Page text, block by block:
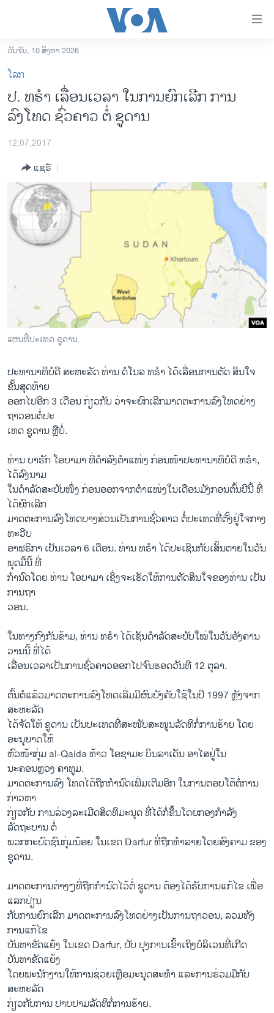
ເຂົ້າ
ຫາ
ຂ້າມ
ຂ້າມ
ຫາ
ອາເມຣິກາ
ການເລືອກຕັ້ງ ປະທານາທີບໍດີ ສະຫະລັດ 2024
ຂ່າວ​ຈີນ
ໂລກ
ເອເຊຍ
ອິດສະຫຼະພາບດ້ານການຂ່າວ
ຊີວິດຊາວລາວ
ຊຸມຊົນຊາວລາວ
ວິທະຍາສາດ-ເທັກໂນໂລຈີ
ທຸລະກິດ
ພາສາອັງກິດ
ສຽງ
ລາຍການກະຈາຍສຽງ
ລາຍງານ
ຕິດຕາມພວກເຮົາ ທີ່
ພາສາຕ່າງໆ
ວັນຈັນ, 10 ສິງຫາ 2026
ໂລກ
ປ. ທຣຳ ເລື່ອນເວລາ ໃນການຍົກເລີກ ການ
ລົງໂທດ ຊົ່ວຄາວ ຕໍ່ ຊູດານ
12,07,2017
ແຊຣ໌
ແຜນທີ່ປະເທດ ຊູດານ.
ປະທານາທິບໍດີ ສະຫະລັດ ທ່ານ ດໍໂນລ ທຣຳ ໄດ້ເລື່ອນການຕັດ ສິນໃຈ
ຂັ້ນສຸດທ້າຍ
ອອກໄປອີກ 3 ເດືອນ ກ່ຽວກັບ ວ່າຈະຍົກເລີກມາດຕະການລົງໂທດຢ່າງ
ຖາວອນຕໍ່ປະ
ເທດ ຊູດານ ຫຼືບໍ່.
ທ່ານ ບາຣັກ ໂອບາມາ ທີ່ດຳລົງຕຳແໜ່ງ ກ່ອນໜ້າປະທານາທິບໍດີ ທຣຳ,
ໄດ້ລົງນາມ
ໃນດຳລັດສະບັບໜຶ່ງ ກ່ອນອອກຈາກຕຳແໜ່ງໃນເດືອນມັງກອນຕົ້ນປີນີ້ ທີ່
ໄດ້ຍົກເລີກ
ມາດຕະການລົງໂທດບາງສ່ວນເປັນການຊົ່ວຄາວ ຕໍ່ໍ່ປະເທດທີ່ຕັ້ງຢູ່ໃຈກາງ
ທະວີບ
ອາຟຣິກາ ເປັນເວລາ 6 ເດືອນ. ທ່ານ ທຣຳ ໄດ້ປະເຊີນກັບເສັ້ນຕາຍໃນວັນ
ພຸດມື້ນີ້ ທີ່
ກຳນົດໂດຍ ທ່ານ ໂອບາມາ ເຊິ່ງຈະເຮັດໃຫ້ການຕັດສິນໃຈຂອງທ່ານ ເປັນ
ການຖາ
ວອນ.
ໃນທາງກົງກັນຂ້າມ, ທ່ານ ທຣຳ ໄດ້ເຊັນດຳລັດສະບັບໃໝ່ໃນວັນອັງຄານ
ວານນີ້ ທີ່​ໄດ້
ເລື່ອນເວລາເປັນການຊົ່ວຄາວອອກໄປຈົນຮອດວັນທີ 12 ຕຸລາ.
ຕົ້ນຕໍ​ແລ້ວມາດຕະການລົງໂທດ​ເລີ່ມມີ​ຜົນ​ບັງຄັບ​ໃຊ້ໃນປີ 1997 ຫຼັງຈາກ
ສະຫະລັດ
ໄດ້ຈັດໃຫ້ ຊູດານ ເປັນປະເທດທີ່ສະໜັບສະໜູນລັດທິກໍ່ການຮ້າຍ ໂດຍ
ອະນຸຍາດໃຫ້
ຫົວໜ້າກຸ່ມ al-Qaida ທ້າວ ໂອຊາມະ ບິນລາເດັນ ອາໄສຢູ່ໃນ
ນະຄອນຫຼວງ ຄາທູມ.
ມາດຕະການລົງ ໂທດໄດ້ຖືກກຳນົດເພີ່ມເຕີມອີກ ໃນການຕອບໂຕ້ຕໍ່ການ
ກ່າວຫາ
ກ່ຽວກັບ ການລ່ວງລະເມີດສິດທິມະນຸດ ທີ່ໄດ້ກໍ່ຂຶ້ນໂດຍກອງກຳລັງ
ລັດຖະບານ ຕໍ່
ພວກກະບົດຊົນກຸ່ມນ້ອຍ ໃນເຂດ Darfur ທີ່ຖືກທຳລາຍໂດຍສົງຄາມ ຂອງ
ຊູດານ.
ມາດຕະການຕ່າງໆທີ່ຖືກກຳນົດ​ໄວ້ຕໍ່ ຊູດານ ຕ້ອງໄດ້​ຮັບ​ການ​ແກ້​ໄຂ ເພື່ອ
ແລກປ່ຽນ
ກັບການຍົກເລີກ ມາດຕະການລົງໂທດຢ່າງເປັນການຖາວອນ, ລວມທັງ
ການແກ້ໄຂ
ບັນຫາຂັດແຍ້ງ ໃນເຂດ Darfur, ປັບ ປຸງການເຂົ້າເຖິງບໍລິເວນທີ່ເກີດ
ບັນຫາຂັດແຍ້ງ
ໂດຍພະນັກງານໃຫ້ການຊ່ວຍເຫຼືອມະນຸດສະທຳ ແລະການຮ່ວມມືກັບ
ສະຫະລັດ
ກ່ຽວກັບການ ປາບປາມລັດທິກໍ່ການຮ້າຍ.